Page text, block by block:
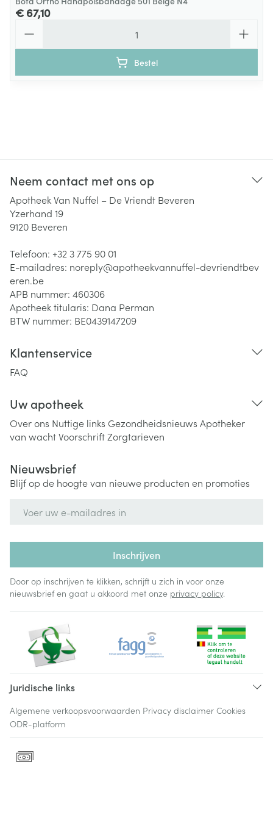
€ 67,10
Bestel
Neem contact met ons op
Apotheek Van Nuffel – De Vriendt Beveren
Yzerhand 19
9120 Beveren
Telefoon: +32 3 775 90 01
E-mailadres: noreply@apotheekvannuffel-devriendtbev
eren.be
APB nummer: 460306
Apotheek titularis: Dana Perman
BTW nummer: BE0439147209
Klantenservice
FAQ
Uw apotheek
Over ons Nuttige links Gezondheidsnieuws Apotheker
van wachtVoorschriftZorgtarieven
Nieuwsbrief
Blijf op de hoogte van nieuwe producten en promoties
Inschrijven
Door op inschrijven te klikken, schrijft u zich in voor onze
nieuwsbrief en gaat u akkoord met onze privacy policy.
Juridische links
Algemene verkoopsvoorwaarden Privacy disclaimer Cookies
ODR-platform